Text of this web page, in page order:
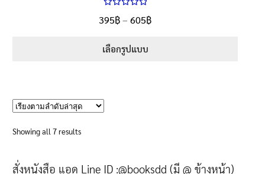
5.00
ตั้งแต่
395฿– 605฿Price
เลือกรูปแบบ
may
Showing all 7 resultsSorted
สั่งหนังสือ แอด Line ID :@booksdd (มี @ ข้างหน้า)